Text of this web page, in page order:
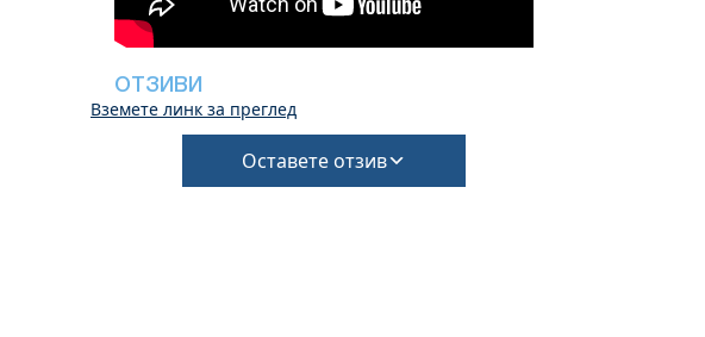
ОТЗИВИ
Вземете линк за преглед
Оставете отзив